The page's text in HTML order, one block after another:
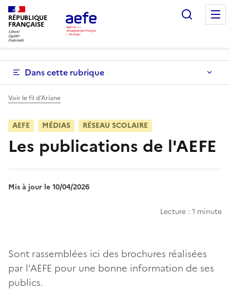
Aller
au
contenu
principal
RÉPUBLIQUE
FRANÇAISE
Dans cette rubrique
Voir le fil d’Ariane
AEFE MÉDIAS RÉSEAU SCOLAIRE
Les publications de l'AEFE
Mis à jour le 10/04/2026
Lecture : 1 minute
Sont rassemblées ici des brochures réalisées
par l'AEFE pour une bonne information de ses
publics.